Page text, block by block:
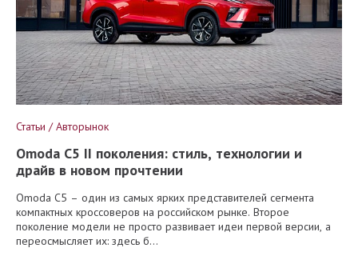
Статьи / Авторынок
Omoda C5 II поколения: стиль, технологии и
драйв в новом прочтении
Omoda C5 – один из самых ярких представителей сегмента
компактных кроссоверов на российском рынке. Второе
поколение модели не просто развивает идеи первой версии, а
переосмысляет их: здесь б...